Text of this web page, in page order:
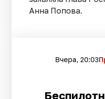
Анна Попова.
Вчера, 20:03